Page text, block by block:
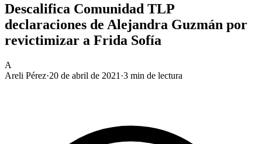
Descalifica Comunidad TLP
declaraciones de Alejandra Guzmán por
revictimizar a Frida Sofía
A
Areli Pérez·20 de abril de 2021 ·3 min de lectura